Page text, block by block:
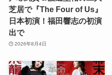
芝居で『The Four of Us』
日本初演！福田響志の初演
出で
2026年8月4日